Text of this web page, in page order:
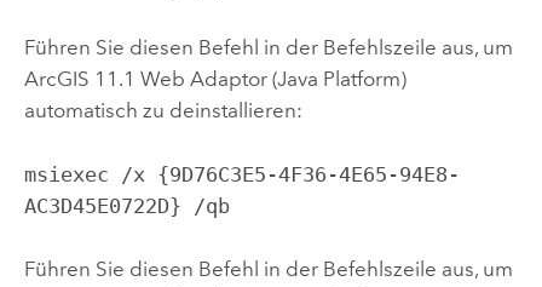
Führen Sie diesen Befehl in der Befehlszeile aus, um
ArcGIS 11.1 Web Adaptor (Java Platform)
automatisch zu deinstallieren:
msiexec /x {9D76C3E5-4F36-4E65-94E8-
AC3D45E0722D} /qb
Führen Sie diesen Befehl in der Befehlszeile aus, um